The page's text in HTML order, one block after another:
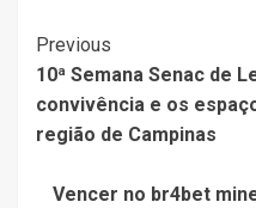
Post
Navigation
Previous
10ª Semana Senac de
convivência e os
região de Campinas
Vencer no br4bet